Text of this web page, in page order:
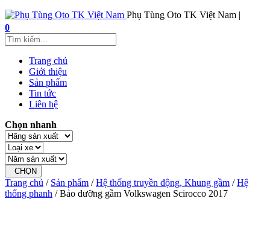
Phụ Tùng Oto TK Việt Nam |
0
Trang chủ
Giới thiệu
Sản phẩm
Tin tức
Liên hệ
Chọn nhanh
CHỌN
Trang chủ / Sản phẩm /Hệ thống truyền động, Khung gầm /Hệ
thống phanh / Bảo dưỡng gầm Volkswagen Scirocco 2017